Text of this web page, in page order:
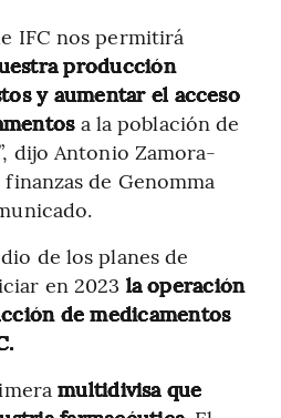
IFC nos permitirá
producción
y aumentar el acceso
a la población de
dijo Antonio Zamora-
de Genomma
de los planes de
en 2023 la operación
de medicamentos
multidivisa que